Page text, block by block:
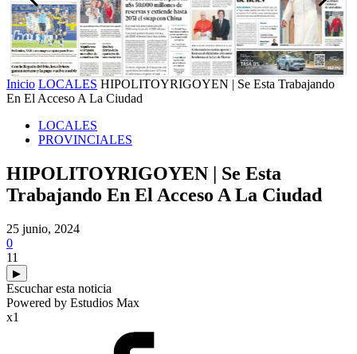
Inicio LOCALES HIPOLITOYRIGOYEN | Se Esta Trabajando
En El Acceso A La Ciudad
LOCALES
PROVINCIALES
HIPOLITOYRIGOYEN | Se Esta
Trabajando En El Acceso A La Ciudad
25 junio, 2024
0
11
▶
Escuchar esta noticia
Powered by Estudios Max
x1